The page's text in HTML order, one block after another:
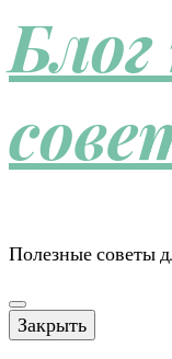
Полезные советы
Закрыть